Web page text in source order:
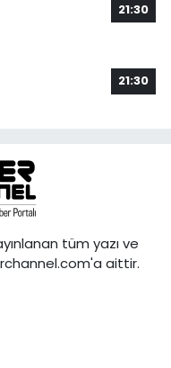
21:30
21:30
tüm yazı ve
aittir.